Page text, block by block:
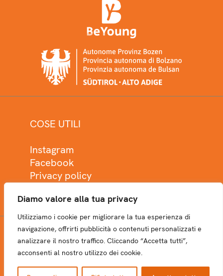
Diamo valore alla tua privacy
Utilizziamo i cookie per migliorare la tua esperienza di
navigazione, offrirti pubblicità o contenuti personalizzati e
analizzare il nostro traffico. Cliccando “Accetta tutti”,
acconsenti al nostro utilizzo dei cookie.
COSE UTILI
Instagram
Facebook
Privacy policy
NEWSLETTER